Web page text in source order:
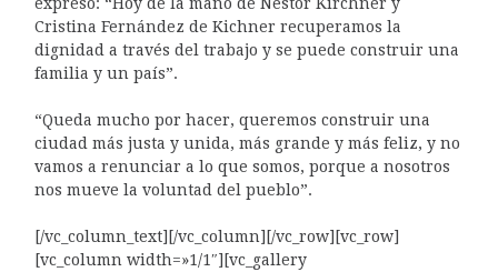
Cristina Fernández de Kichner recuperamos la
dignidad a través del trabajo y se puede construir una
familia y un país”.
“Queda mucho por hacer, queremos construir una
ciudad más justa y unida, más grande y más feliz, y no
vamos a renunciar a lo que somos, porque a nosotros
nos mueve la voluntad del pueblo”.
[/vc_column_text][/vc_column][/vc_row][vc_row]
[vc_column width=»1/1″][vc_gallery